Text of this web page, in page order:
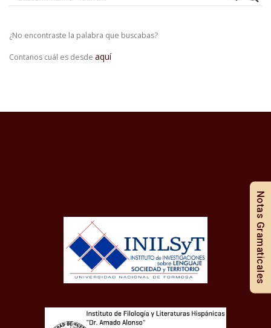
¿No encontraste la palabra que buscabas?
Contanos cuál es desde aquí
Notas Gramaticales